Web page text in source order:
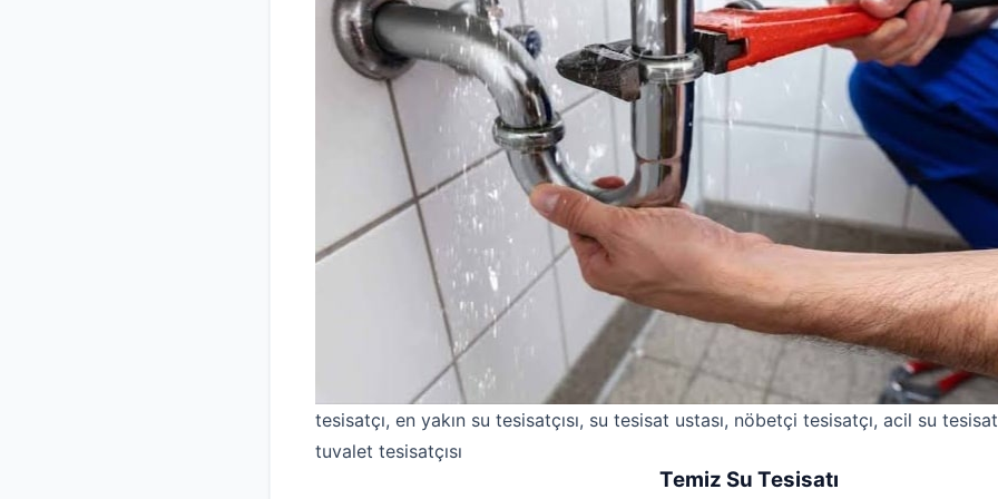
tesisatçı, en yakın su tesisatçısı, su tesisat ustası, nöbetçi tesisatçı, acil su
tuvalet tesisatçısı
Temiz Su Tesisatı